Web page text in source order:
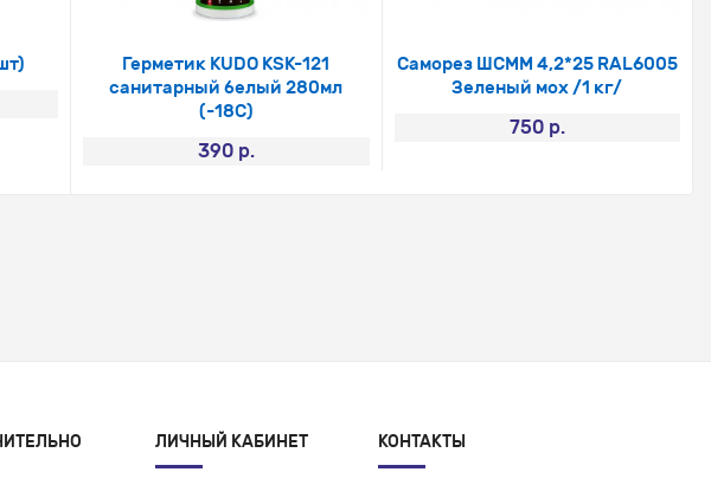
Герметик KUDO KSK-121
санитарный белый 280мл
(-18С)
390 р.
Саморез ШСММ 4,2*25 RAL6005
Зеленый мох /1 кг/
750 р.
ЛИЧНЫЙ КАБИНЕТ КОНТАКТЫ